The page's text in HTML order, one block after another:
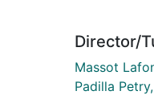
Director/
Massot
Padilla